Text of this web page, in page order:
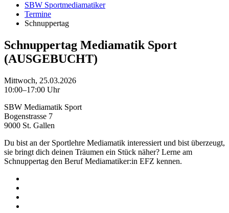
SBW Sportmediamatiker
Termine
Schnuppertag
Schnuppertag Mediamatik Sport
(AUSGEBUCHT)
Mittwoch, 25.03.2026
10:00–17:00 Uhr
SBW Mediamatik Sport
Bogenstrasse 7
9000 St. Gallen
Du bist an der Sportlehre Mediamatik interessiert und bist überzeugt,
sie bringt dich deinen Träumen ein Stück näher? Lerne am
Schnuppertag den Beruf Mediamatiker:in EFZ kennen.